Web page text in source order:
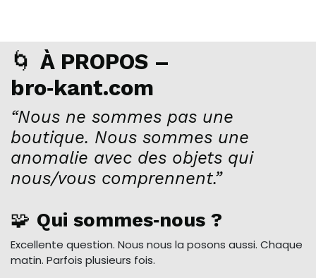
🌀 À PROPOS –
bro‑kant.com
“Nous ne sommes pas une
boutique. Nous sommes une
anomalie avec des objets qui
nous/vous comprennent.”
🧩 Qui sommes‑nous ?
Excellente question. Nous nous la posons aussi. Chaque
matin. Parfois plusieurs fois.